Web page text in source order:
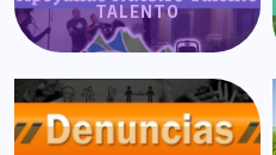
TALENTO